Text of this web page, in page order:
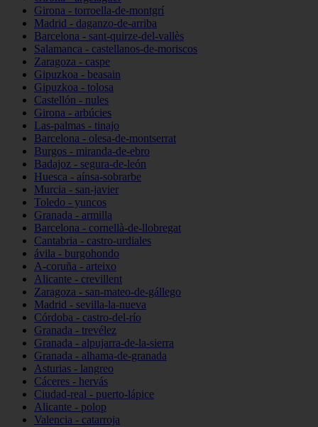
Girona - torroella-de-montgrí
Madrid - daganzo-de-arriba
Barcelona - sant-quirze-del-vallès
Salamanca - castellanos-de-moriscos
Zaragoza - caspe
Gipuzkoa - beasain
Gipuzkoa - tolosa
Castellón - nules
Girona - arbúcies
Las-palmas - tinajo
Barcelona - olesa-de-montserrat
Burgos - miranda-de-ebro
Badajoz - segura-de-león
Huesca - aínsa-sobrarbe
Murcia - san-javier
Toledo - yuncos
Granada - armilla
Barcelona - cornellà-de-llobregat
Cantabria - castro-urdiales
ávila - burgohondo
A-coruña - arteixo
Alicante - crevillent
Zaragoza - san-mateo-de-gállego
Madrid - sevilla-la-nueva
Córdoba - castro-del-río
Granada - trevélez
Granada - alpujarra-de-la-sierra
Granada - alhama-de-granada
Asturias - langreo
Cáceres - hervás
Ciudad-real - puerto-lápice
Alicante - polop
Valencia - catarroja